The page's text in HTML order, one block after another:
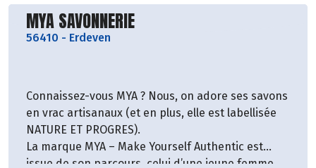
Découvrir le producteur
MYA SAVONNERIE
56410 - Erdeven
Connaissez-vous MYA ? Nous, on adore ses savons
en vrac artisanaux (et en plus, elle est labellisée
NATURE ET PROGRES).
La marque MYA – Make Yourself Authentic est
issue de son parcours, celui d’une jeune femme